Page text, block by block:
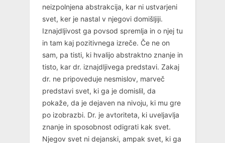
neizpolnjena abstrakcija, kar ni ustvarjeni
svet, ker je nastal v njegovi domišljiji.
Iznajdljivost ga povsod spremlja in o njej tu
in tam kaj pozitivnega izreče. Če ne on
sam, pa tisti, ki hvalijo abstraktno znanje in
tisto, kar dr. iznajdljivega predstavi. Zakaj
dr. ne pripoveduje nesmislov, marveč
predstavi svet, ki ga je domislil, da
pokaže, da je dejaven na nivoju, ki mu gre
po izobrazbi. Dr. je avtoriteta, ki uveljavlja
znanje in sposobnost odigrati kak svet.
Njegov svet ni dejanski, ampak svet, ki ga